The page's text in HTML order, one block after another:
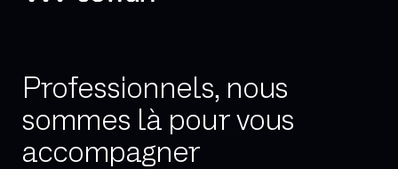
Professionnels, nous
sommes là pour vous
accompagner